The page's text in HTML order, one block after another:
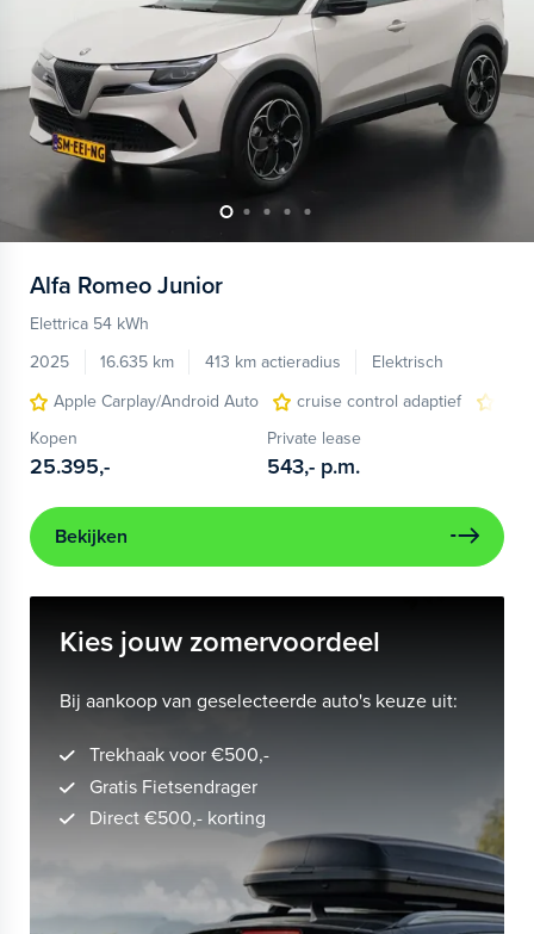
Alfa Romeo Junior
Elettrica 54 kWh
2025
16.635 km 413 km actieradius
Elektrisch
Apple Carplay/Android Auto
cruise control adaptief
Kopen
25.395,-
Private lease
543,- p.m.
Bekijken
Kies jouw zomervoordeel
Bij aankoop van geselecteerde auto's keuze uit:
Trekhaak voor €500,-
Gratis Fietsendrager
Direct €500,- korting